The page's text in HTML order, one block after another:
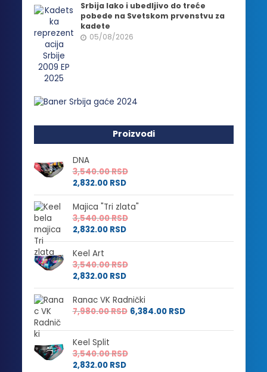
Srbija lako i ubedljivo do treće
pobede na Svetskom prvenstvu za
kadete
05/08/2026
Proizvodi
DNA
3,540.00RSD
2,832.00 RSD
Majica "Tri zlata"
3,540.00RSD
2,832.00 RSD
Keel Art
3,540.00RSD
2,832.00 RSD
Ranac VK Radnički
7,980.00RSD 6,384.00 RSD
Keel Split
3,540.00RSD
2,832.00 RSD